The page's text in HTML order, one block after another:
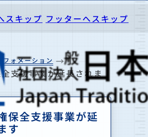
スキップ フッターへスキップ
フォメーション
全支援事業が延長されま
保全支援事業が延
す